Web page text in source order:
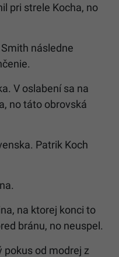
pri strele Kocha, no
následne
V oslabení sa na
no táto obrovská
Patrik Koch
na ktorej konci to
bránu, no neuspel.
od modrej z